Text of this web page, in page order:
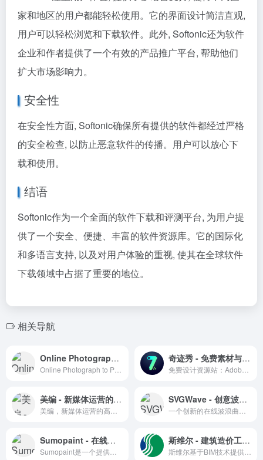
家和地区的用户都能轻松使用。它的界面设计简洁直观,
用户可以轻松浏览和下载软件。此外, Softonic还为软件
企业和作者提供了一个有效的产品推广平台, 帮助他们
扩大市场影响力。
安全性
在安全性方面, Softonic确保所有提供的软件都经过严格
的安全检查, 以防止恶意软件的传播。用户可以放心下
载和使用。
结语
Softonic作为一个全面的软件下载和评测平台, 为用户提
供了一个安全、便捷、丰富的软件资源库。它的国际化
和多语言支持, 以及对用户体验的重视, 使其在全球软件
下载领域中占据了重要的地位。
相关导航
Online Photograph to Pattern - 在线图片转线稿效果工具 奇迹秀 - 免费素材与设计工具箱
美编 - 新媒体运营的高效助手 SVGWave - 创意波浪曲线在线生成平台
Sumopaint - 在线图片美化编辑修图工具 斯维尔 - 建筑造价工程管理